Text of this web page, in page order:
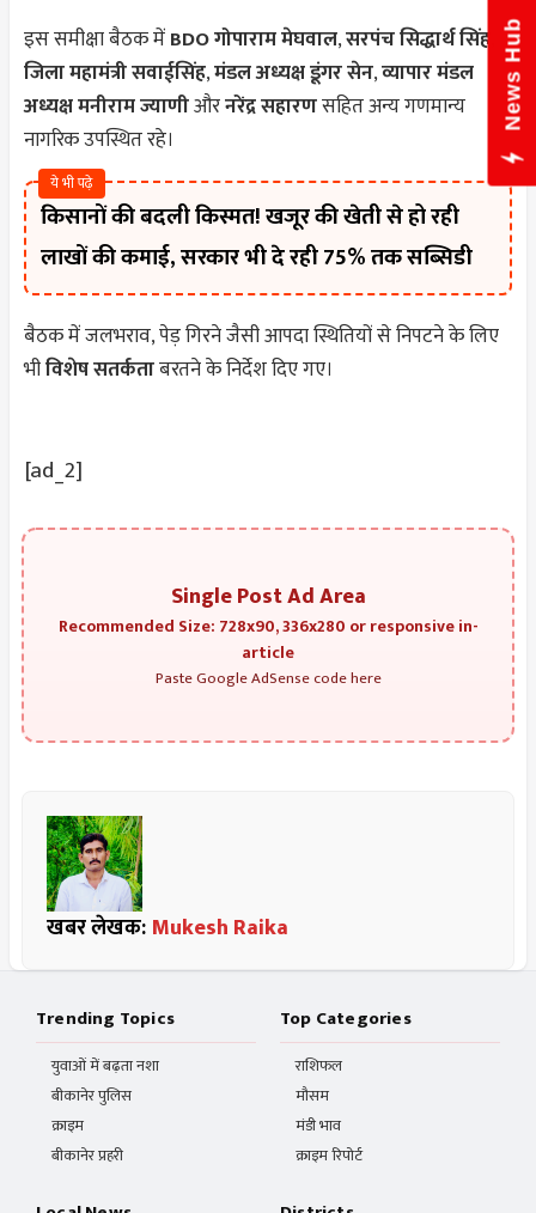
इस समीक्षा बैठक मेंBDO गोपाराम मेघवाल,सरपंच सिद्धार्थ सिंह
जिला महामंत्री सवाईसिंह,मंडल अध्यक्ष डूंगर सेन,व्यापार मंडल
अध्यक्ष मनीराम ज्याणीऔरनरेंद्र सहारणसहित अन्य गणमान्य
नागरिक उपस्थित रहे।
ये भी पढ़े
किसानों की बदली किस्मत! खजूर की खेती से हो रही
लाखों की कमाई, सरकार भी दे रही 75% तक सब्सिडी
बैठक में जलभराव, पेड़ गिरने जैसी आपदा स्थितियों से निपटने के लिए
भीविशेष सतर्कताबरतने के निर्देश दिए गए।
[ad_2]
Single Post Ad Area
Recommended Size: 728x90, 336x280 or responsive in-
article
Paste Google AdSense code here
खबर लेखक: Mukesh Raika
Trending Topics
युवाओं में बढ़ता नशा
बीकानेर पुलिस
क्राइम
बीकानेर प्रहरी
Top Categories
राशिफल
मौसम
मंडी भाव
क्राइम रिपोर्ट
News Hub